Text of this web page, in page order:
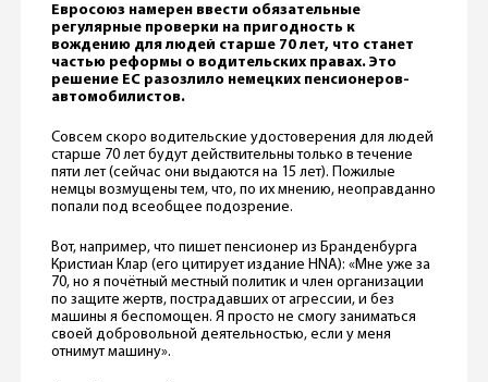
Евросоюз намерен ввести обязательные
регулярные проверки на пригодность к
вождению для людей старше 70 лет, что станет
частью реформы о водительских правах. Это
решение ЕС разозлило немецких пенсионеров-
автомобилистов.
Совсем скоро водительские удостоверения для людей
старше 70 лет будут действительны только в течение
пяти лет (сейчас они выдаются на 15 лет). Пожилые
немцы возмущены тем, что, по их мнению, неоправданно
попали под всеобщее подозрение.
Вот, например, что пишет пенсионер из Бранденбурга
Кристиан Клар (его цитирует издание HNA): «Мне уже за
70, но я почётный местный политик и член организации
по защите жертв, пострадавших от агрессии, и без
машины я беспомощен. Я просто не смогу заниматься
своей добровольной деятельностью, если у меня
отнимут машину».